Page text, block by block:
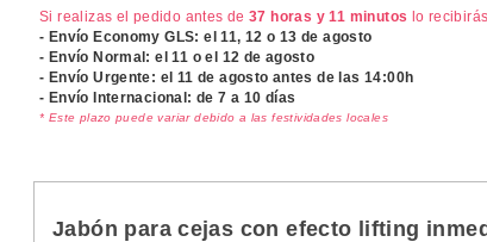
Si realizas el pedido antes de37 horas y 11 minutos lo
- Envío Economy GLS: el11, 12 o 13 de agosto
- Envío Normal: el11 o el 12 de agosto
- Envío Urgente: el 11 de agosto antes de las 14:00h
- Envío Internacional: de 7 a 10 días
* Este plazo puede variar debido a las festividades locales
Jabón para cejas con efecto lifting